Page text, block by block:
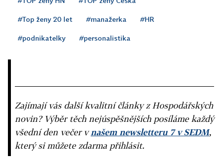
#Top ženy 20 let #manažerka #HR
#podnikatelky #personalistika
Zajímají vás další kvalitní články z Hospodářských
novin? Výběr těch nejúspěšnějších posíláme každý
všední den večer vnašem newsletteru 7 v SEDM,
který si můžete zdarma přihlásit.